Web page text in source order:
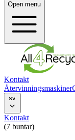
Open menu
Kontakt
Återvinningsmaskiner
Kontakt
(7 buntar)